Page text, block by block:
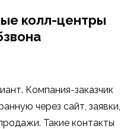
колл-центры
Компания-заказчик
через сайт, заявки,
Такие контакты